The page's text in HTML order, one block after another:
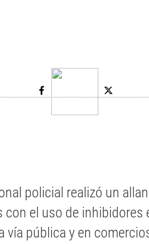
policial realizó un
el uso de inhibidores
vía pública y en